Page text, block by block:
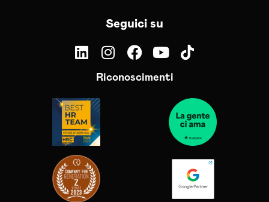
Seguici su
Riconoscimenti